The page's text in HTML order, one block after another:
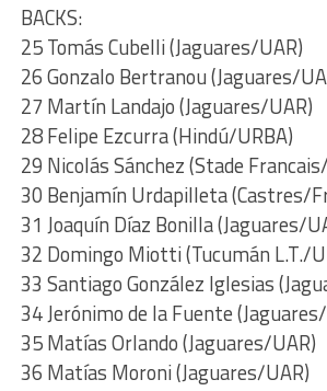
BACKS:
25 Tomás Cubelli (Jaguares/UAR)
26 Gonzalo Bertranou (Jaguares/
27 Martín Landajo (Jaguares/UAR)
28 Felipe Ezcurra (Hindú/URBA)
29 Nicolás Sánchez (Stade
30 Benjamín Urdapilleta (Castres/
31 Joaquín Díaz Bonilla (Jaguares/
32 Domingo Miotti (Tucumán L.T./
33 Santiago González Iglesias
34 Jerónimo de la Fuente
35 Matías Orlando (Jaguares/UAR)
36 Matías Moroni (Jaguares/UAR)